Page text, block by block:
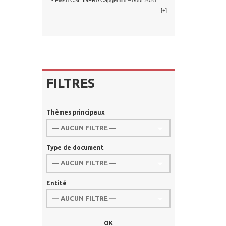
[+]
FILTRES
Thèmes principaux
Type de document
Entité